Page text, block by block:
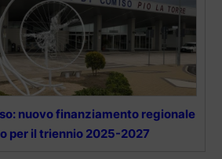
nuovo finanziamento regionale
per il triennio 2025-2027